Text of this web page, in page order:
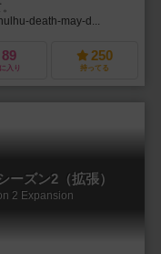
death-may-d...
89
入り
250
持ってる
ーズン2（拡張）
2 Expansion